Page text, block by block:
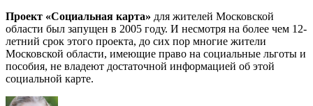
Проект «Социальная карта» для жителей Московской
области был запущен в 2005 году. И несмотря на более чем 12-
летний срок этого проекта, до сих пор многие жители
Московской области, имеющие право на социальные льготы и
пособия, не владеют достаточной информацией об этой
социальной карте.